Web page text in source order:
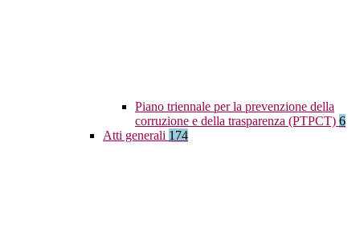
Piano triennale per la prevenzione della
corruzione e della trasparenza (PTPCT) 6
Atti generali 174